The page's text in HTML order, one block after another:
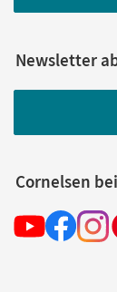
Newsletter
Cornelsen bei